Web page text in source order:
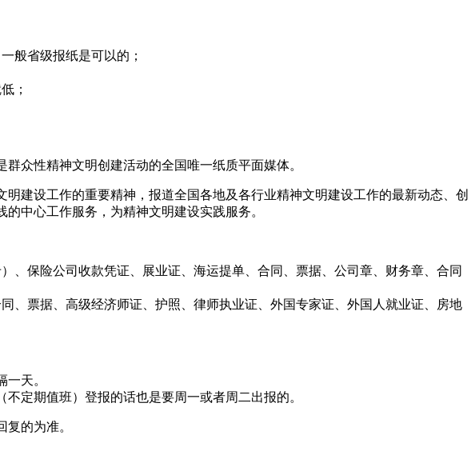
般省级报纸是可以的；
；
众性精神文明创建活动的全国唯一纸质平面媒体。
建设工作的重要精神，报道全国各地及各行业精神文明建设工作的最新动态、创
中心工作服务，为精神文明建设实践服务。
保险公司收款凭证、展业证、海运提单、合同、票据、公司章、财务章、合同
、票据、高级经济师证、护照、律师执业证、外国专家证、外国人就业证、房地
天。
定期值班）登报的话也是要周一或者周二出报的。
的为准。